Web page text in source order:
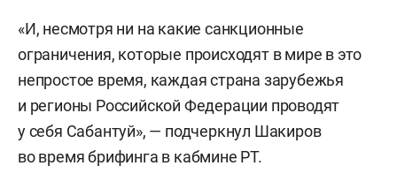
«И, несмотря ни на какие санкционные
ограничения, которые происходят в мире в это
непростое время, каждая страна зарубежья
и регионы Российской Федерации проводят
у себя Сабантуй», — подчеркнул Шакиров
во время брифинга в кабмине РТ.